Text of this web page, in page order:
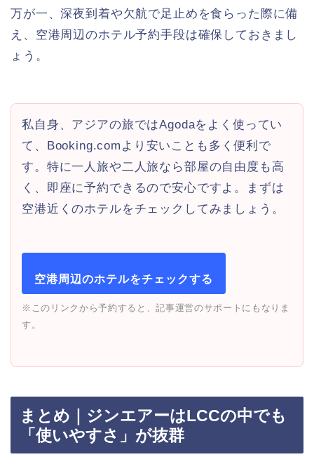
万が一、深夜到着や欠航で足止めを食らった際に備
え、空港周辺のホテル予約手段は確保しておきまし
ょう。
私自身、アジアの旅ではAgodaをよく使ってい
て、Booking.comより安いことも多く便利で
す。特に一人旅や二人旅なら部屋の自由度も高
く、即座に予約できるので安心ですよ。まずは
空港近くのホテルをチェックしてみましょう。
空港周辺のホテルをチェックする
※このリンクから予約すると、記事運営のサポートにもなりま
す。
まとめ｜ジンエアーはLCCの中でも
「使いやすさ」が抜群